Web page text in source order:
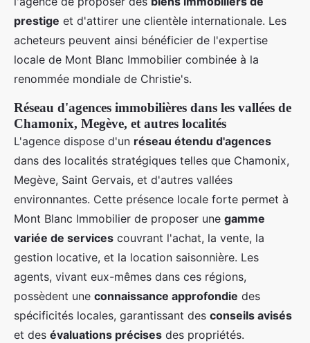
prestige et d'attirer une clientèle internationale. Les
acheteurs peuvent ainsi bénéficier de l'expertise
locale de Mont Blanc Immobilier combinée à la
renommée mondiale de Christie's.
Réseau d'agences immobilières dans les vallées de
Chamonix, Megève, et autres localités
L'agence dispose d'un réseau étendu d'agences
dans des localités stratégiques telles que Chamonix,
Megève, Saint Gervais, et d'autres vallées
environnantes. Cette présence locale forte permet à
Mont Blanc Immobilier de proposer une gamme
variée de services couvrant l'achat, la vente, la
gestion locative, et la location saisonnière. Les
agents, vivant eux-mêmes dans ces régions,
possèdent une connaissance approfondie des
spécificités locales, garantissant des conseils avisés
et des évaluations précises des propriétés.